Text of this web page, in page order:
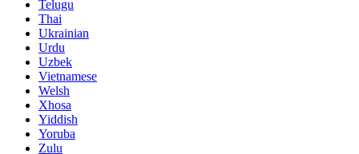
Telugu
Thai
Ukrainian
Urdu
Uzbek
Vietnamese
Welsh
Xhosa
Yiddish
Yoruba
Zulu